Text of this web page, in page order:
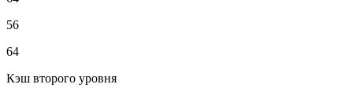
56
64
Кэш второго уровня